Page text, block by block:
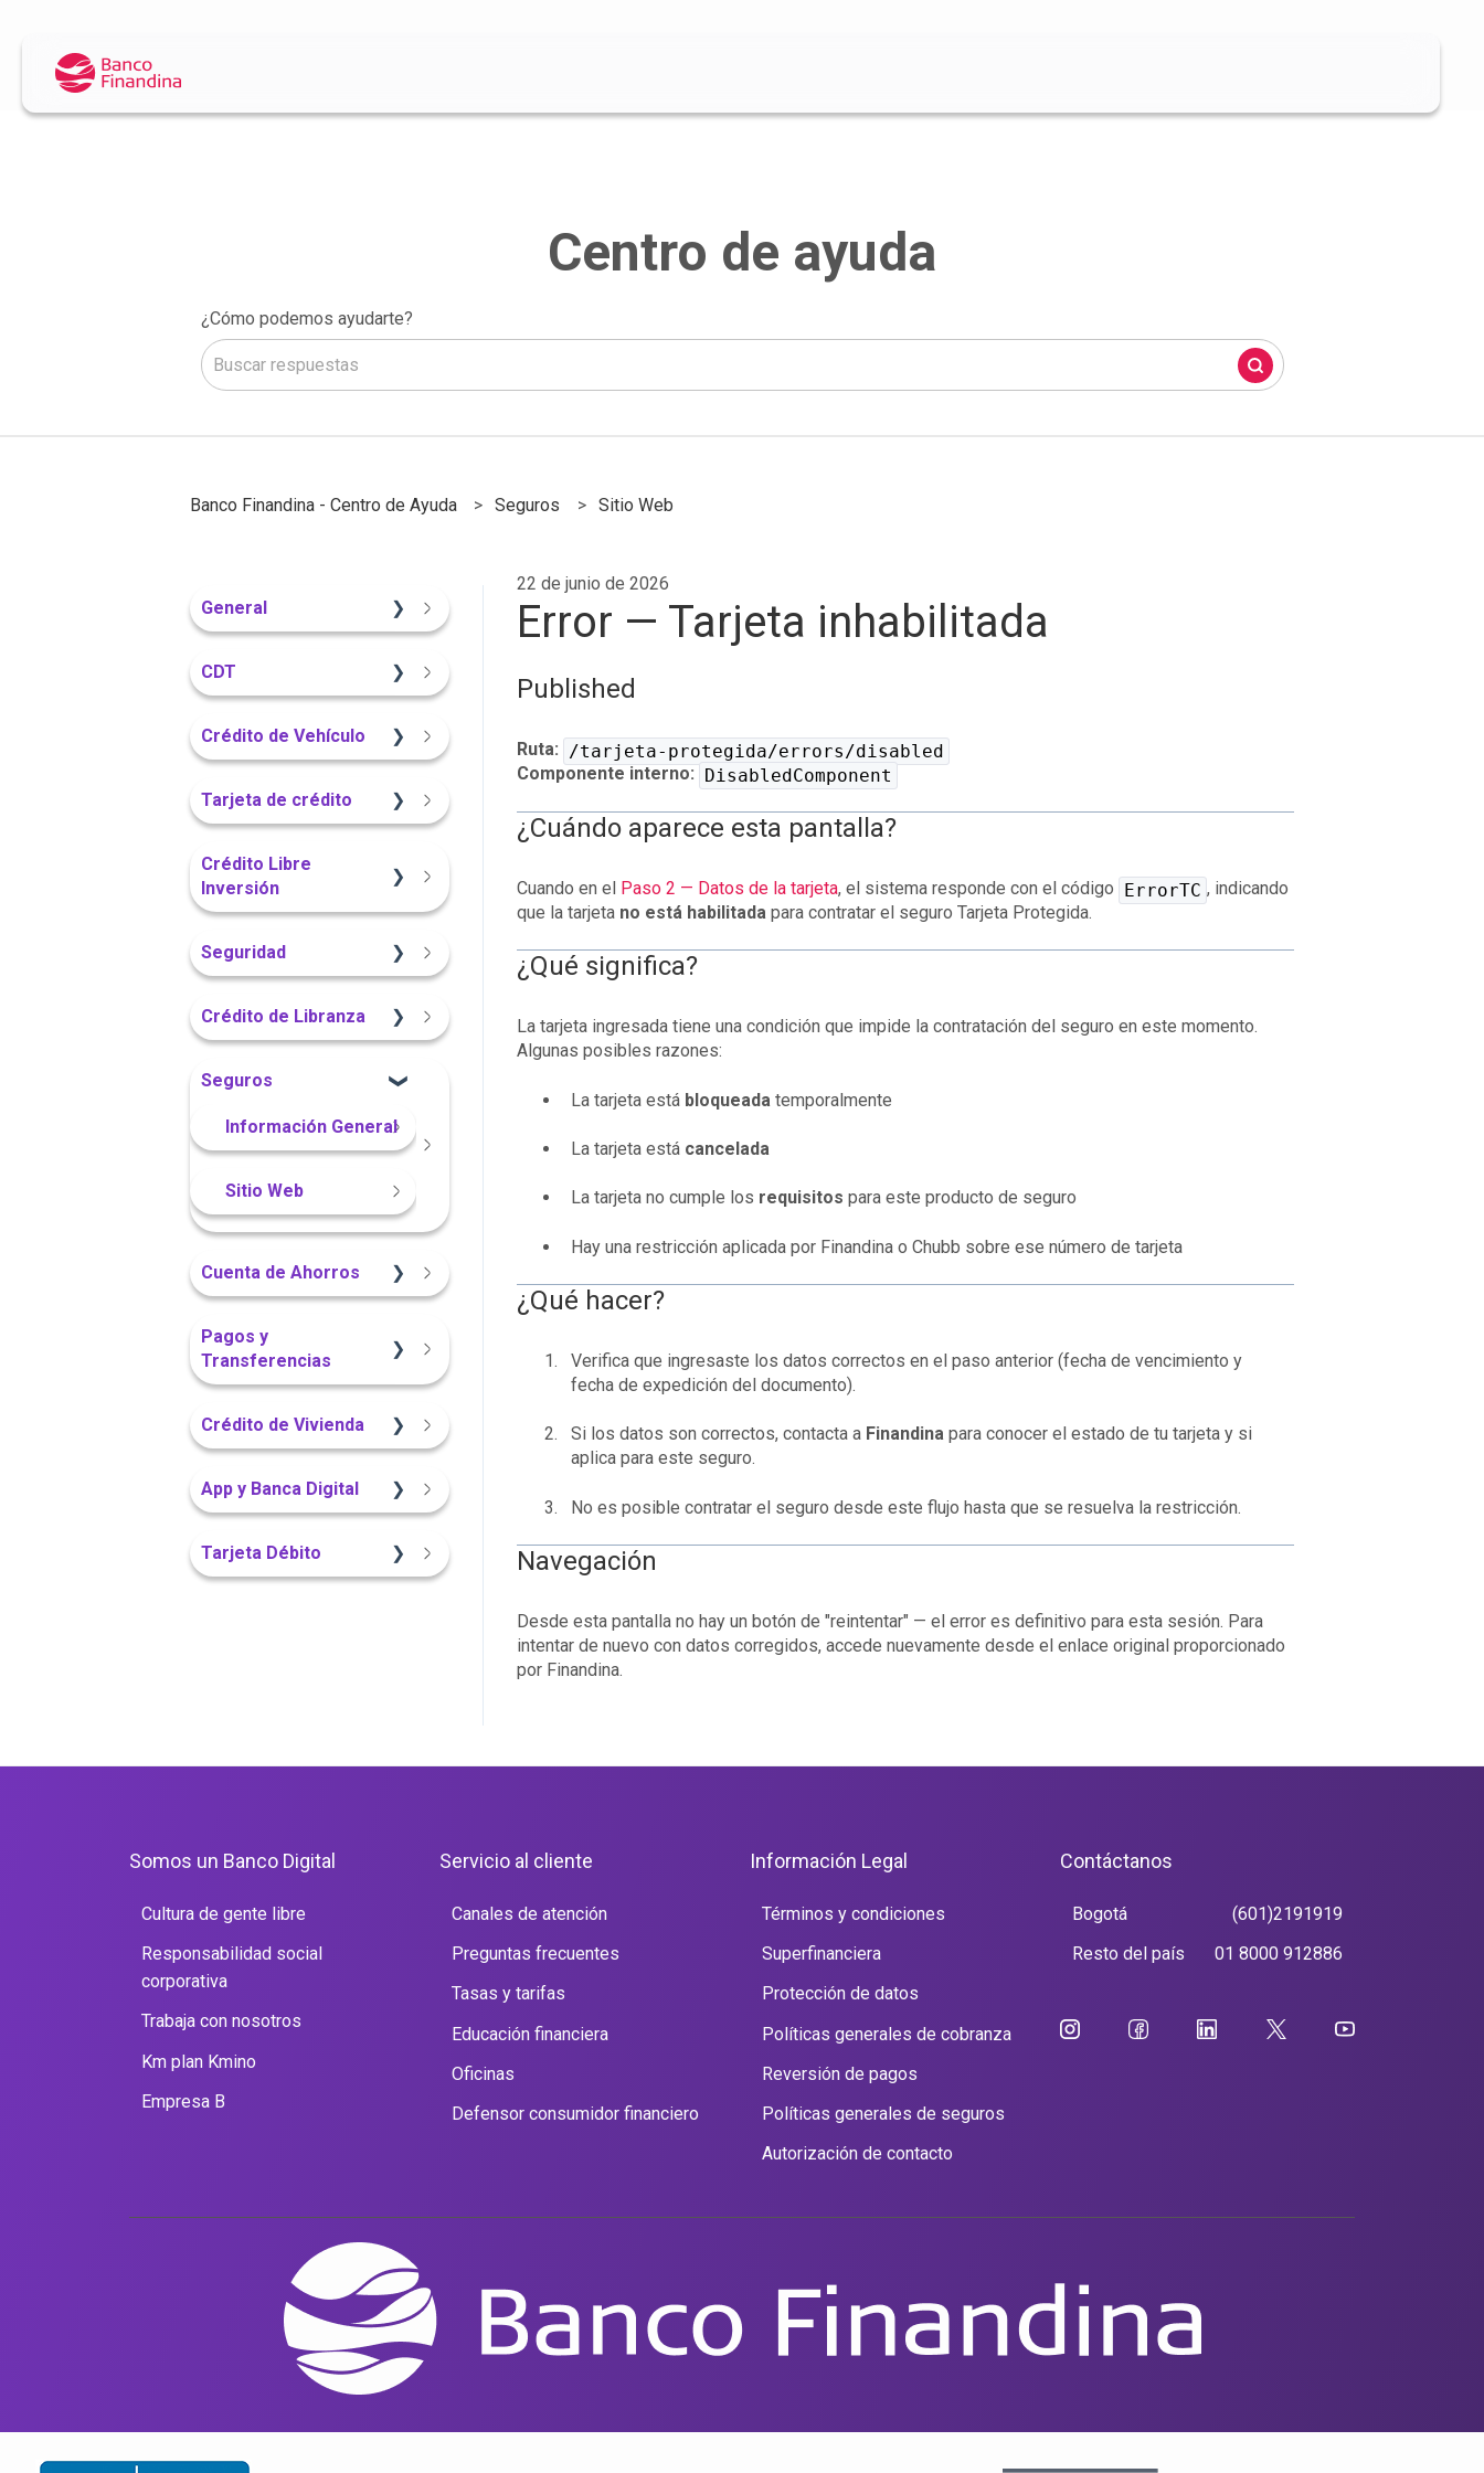
¿Cómo podemos ayudarte?
Banco Finandina - Centro de Ayuda Seguros Sitio Web
22 de junio de 2026
Error — Tarjeta inhabilitada
Published
Ruta: /tarjeta-protegida/errors/disabled
Componente interno:
DisabledComponent
¿Cuándo aparece esta pantalla?
Cuando en el Paso 2 — Datos de la tarjeta, el sistema responde con el código ErrorTC , indicando
que la tarjeta no está habilitada para contratar el seguro Tarjeta Protegida.
¿Qué significa?
La tarjeta ingresada tiene una condición que impide la contratación del seguro en este momento.
Algunas posibles razones:
La tarjeta está bloqueada temporalmente
La tarjeta está cancelada
La tarjeta no cumple los requisitos para este producto de seguro
Hay una restricción aplicada por Finandina o Chubb sobre ese número de tarjeta
¿Qué hacer?
Verifica que ingresaste los datos correctos en el paso anterior (fecha de vencimiento y
fecha de expedición del documento).
Si los datos son correctos, contacta a Finandinapara conocer el estado de tu tarjeta y si
aplica para este seguro.
No es posible contratar el seguro desde este flujo hasta que se resuelva la restricción.
Navegación
Desde esta pantalla no hay un botón de "reintentar" — el error es definitivo para esta sesión. Para
intentar de nuevo con datos corregidos, accede nuevamente desde el enlace original proporcionado
por Finandina.
General
CDT
Crédito de Vehículo
Portal Web
App Finandina
Tarjeta de crédito
App Finandina
Información General
Portal Web
Crédito Libre
Inversión
App Finandina
Seguridad
Crédito de Libranza
Información General
Portal Web
Seguros
Información General
Sitio Web
Cuenta de Ahorros
App Finandina
Información General
Portal Web
Pagos y
Transferencias
Crédito de Vivienda
App y Banca Digital
Tarjeta Débito
Somos un Banco Digital
Cultura de gente libre
Responsabilidad social
corporativa
Trabaja con nosotros
Km plan Kmino
Empresa B
Servicio al cliente
Canales de atención
Preguntas frecuentes
Tasas y tarifas
Educación financiera
Oficinas
Defensor consumidor financiero
Información Legal
Términos y condiciones
Superfinanciera
Protección de datos
Políticas generales de cobranza
Reversión de pagos
Políticas generales de seguros
Autorización de contacto
Contáctanos
Bogotá
(601)2191919
Resto del país
01 8000 912886